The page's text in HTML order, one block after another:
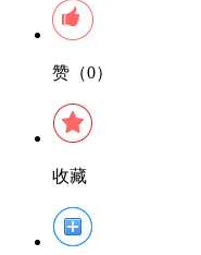
赞（0）
收藏